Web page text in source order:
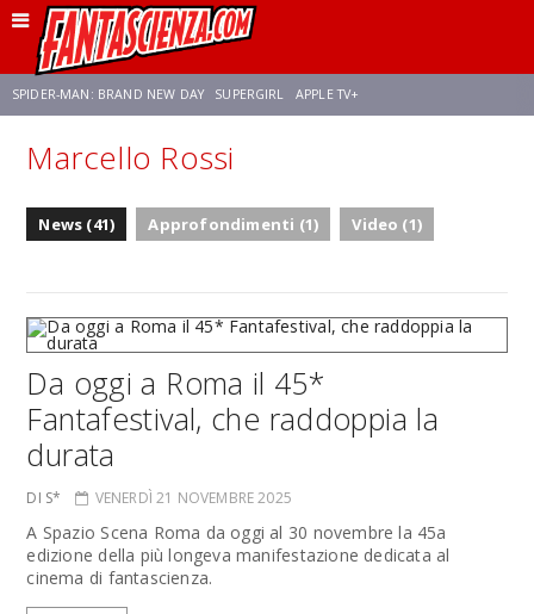
SPIDER-MAN: BRAND NEW DAY SUPERGIRL APPLE TV+
FRANCO RICCIARDIELLO ZENDAYA
Marcello Rossi
News (41) Approfondimenti (1) Video (1)
Da oggi a Roma il 45*
Fantafestival, che raddoppia la
durata
DI S* VENERDÌ 21 NOVEMBRE 2025
A Spazio Scena Roma da oggi al 30 novembre la 45a
edizione della più longeva manifestazione dedicata al
cinema di fantascienza.